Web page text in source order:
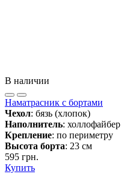
В наличии
Наматрасник с бортами
Чехол: бязь (хлопок)
Наполнитель: холлофайбер
Крепление: по периметру
Высота борта: 23 см
595 грн.
Купить